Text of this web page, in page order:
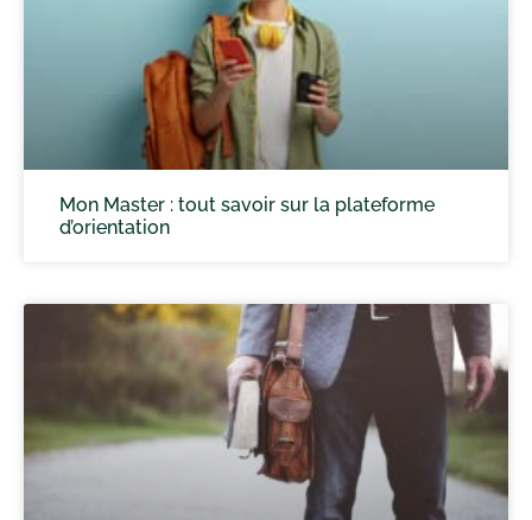
Mon Master : tout savoir sur la plateforme
d’orientation